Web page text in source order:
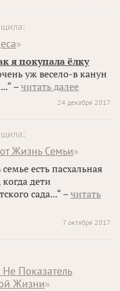
»
я покупала ёлку
уж весело-в канун
–читать далее
24 декабря 2017
Жизнь Семьи»
семье есть пасхальная
дети
сада...“ – читать
7 октября 2017
Показатель
Жизни»